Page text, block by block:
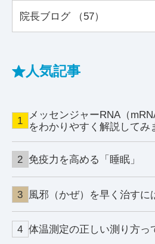
院長ブログ （57）
人気記事
メッセンジャーRNA（
をわかりやすく解説してみ
免疫力を高める「睡眠」
風邪（かぜ）を早く治すに
体温測定の正しい測り方っ